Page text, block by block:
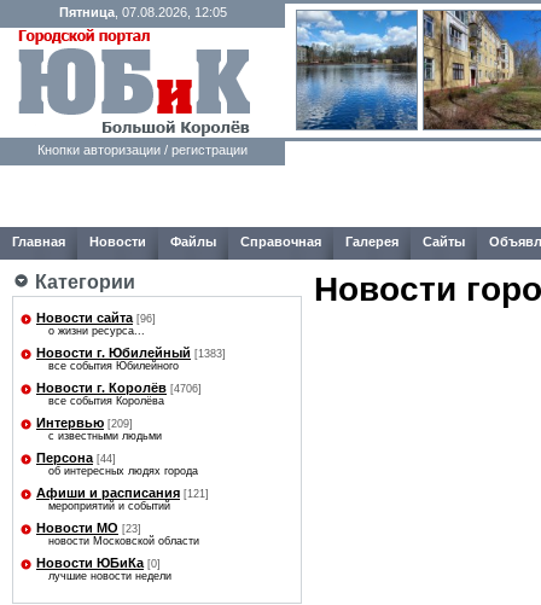
Пятница, 07.08.2026, 12:05
Кнопки авторизации / регистрации
Главная Новости Файлы Справочная Галерея Сайты
Категории
Новости сайта [96]
о жизни ресурса...
Новости г. Юбилейный [1383]
все события Юбилейного
Новости г. Королёв [4706]
все события Королёва
Интервью [209]
с известными людьми
Персона [44]
об интересных людях города
Афиши и расписания [121]
мероприятий и событий
Новости МО [23]
новости Московской области
Новости ЮБиКа [0]
лучшие новости недели
Новости